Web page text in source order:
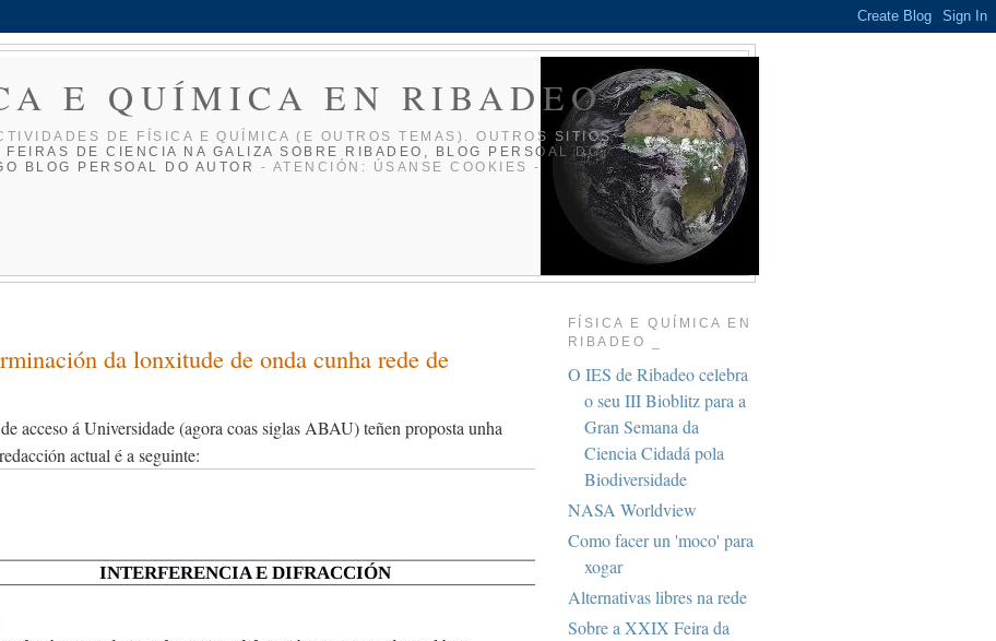
E QUÍMICA EN RIBADEO _
DE FÍ­SICA E QUÍ­MICA (E OUTROS TEMAS). OUTROS SITIOS
FEIRAS DE CIENCIA NA GALIZA SOBRE RIBADEO, BLOG PERSOAL DO
BLOG PERSOAL DO AUTOR - ATENCIÓN: ÚSANSE COOKIES -
da lonxitude de onda cunha rede de
acceso á Universidade (agora coas siglas ABAU) teñen proposta unha
actual é a seguinte:
FÍSICA E QUÍMICA EN
RIBADEO _
O IES de Ribadeo celebra
o seu III Bioblitz para a
Gran Semana da
Ciencia Cidadá pola
Biodiversidade
NASA Worldview
Como facer un 'moco' para
xogar
Alternativas libres na rede
Sobre a XXIX Feira da